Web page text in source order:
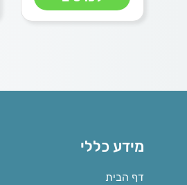
מידע כללי
דף הבית